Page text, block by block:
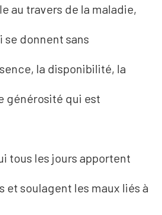
au travers de la maladie,
se donnent sans
la disponibilité, la
générosité qui est
tous les jours apportent
et soulagent les maux liés à